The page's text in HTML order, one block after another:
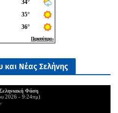
και Νέας Σελήνης
Φάση
2026 - 9:24πμ)